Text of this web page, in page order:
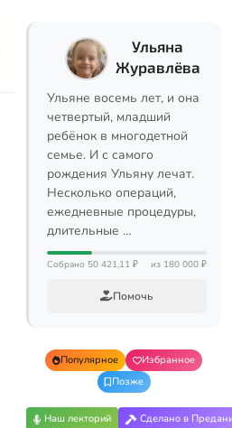
Ульяна
Журавлёва
Ульяне восемь лет, и она
четвертый, младший
ребёнок в многодетной
семье. И с самого
рождения Ульяну лечат.
Несколько операций,
ежедневные процедуры,
длительные …
Собрано 50 421,11 ₽ из 180 000 ₽
Помочь
Популярное
Избранное
Позже
Наш лекторий Сделано в